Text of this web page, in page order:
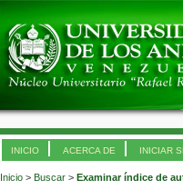
INICIO ACERCA DE INICIAR
Inicio > Buscar > Examinar índice de